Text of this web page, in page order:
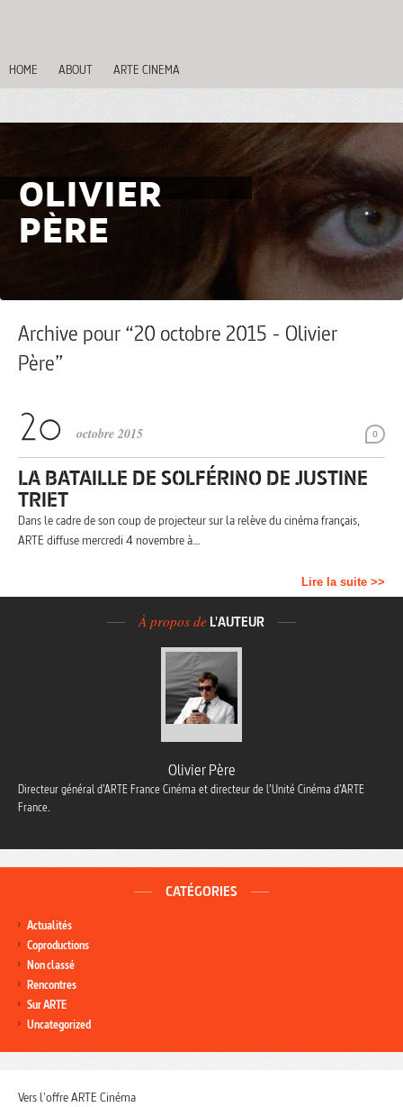
HOME ABOUT ARTE CINEMA
OLIVIER
PÈRE
Archive pour “20 octobre 2015 - Olivier
Père”
0
octobre 2015
LA BATAILLE DE SOLFÉRINO DE JUSTINE
TRIET
Dans le cadre de son coup de projecteur sur la relève du cinéma français,
ARTE diffuse mercredi 4 novembre à…
Lire la suite >>
À propos de L'AUTEUR
Olivier Père
Directeur général d’ARTE France Cinéma et directeur de l’Unité Cinéma d’ARTE
France.
CATÉGORIES
Actualités
Coproductions
Non classé
Rencontres
Sur ARTE
Uncategorized
Vers l'offre ARTE Cinéma